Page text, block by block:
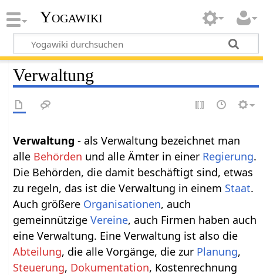
Yogawiki
Verwaltung
Verwaltung‏‎- als Verwaltung bezeichnet man
alle Behörden und alle Ämter in einer Regierung.
Die Behörden, die damit beschäftigt sind, etwas
zu regeln, das ist die Verwaltung in einem Staat.
Auch größere Organisationen, auch
gemeinnützigeVereine, auch Firmen haben auch
eine Verwaltung. Eine Verwaltung ist also die
Abteilung, die alle Vorgänge, die zur Planung,
Steuerung, Dokumentation, Kostenrechnung